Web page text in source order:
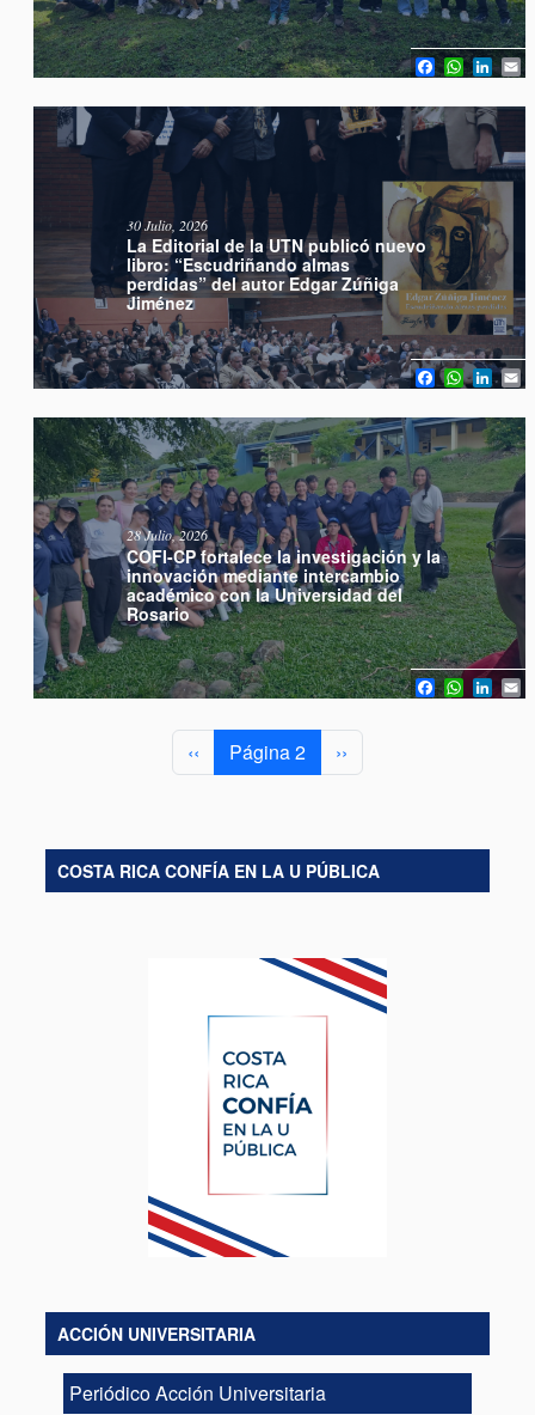
Facebook
La Editorial de la UTN publicó nuevo
libro: “Escudriñando almas
perdidas” del autor Edgar Zúñiga
Jiménez
30 Julio, 2026
Facebook
COFI-CP fortalece la investigación y la
innovación mediante intercambio
académico con la Universidad del
Rosario
28 Julio, 2026
Facebook
Página anterior
‹‹ Página 2 Siguiente página
››
COSTA RICA CONFÍA EN LA U PÚBLICA
ACCIÓN UNIVERSITARIA
Periódico Acción Universitaria